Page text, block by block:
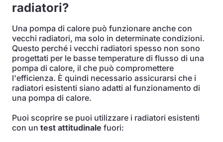
radiatori?
Una pompa di calore può funzionare anche con
vecchi radiatori, ma solo in determinate condizioni.
Questo perché i vecchi radiatori spesso non sono
progettati per le basse temperature di flusso di una
pompa di calore, il che può compromettere
l'efficienza. È quindi necessario assicurarsi che i
radiatori esistenti siano adatti al funzionamento di
una pompa di calore.
Puoi scoprire se puoi utilizzare i radiatori esistenti
con un test attitudinale fuori: